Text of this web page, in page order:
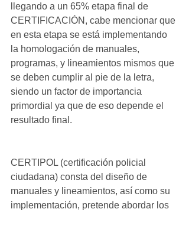
llegando a un 65% etapa final de
CERTIFICACIÓN, cabe mencionar que
en esta etapa se está implementando
la homologación de manuales,
programas, y lineamientos mismos que
se deben cumplir al pie de la letra,
siendo un factor de importancia
primordial ya que de eso depende el
resultado final.
CERTIPOL (certificación policial
ciudadana) consta del diseño de
manuales y lineamientos, así como su
implementación, pretende abordar los